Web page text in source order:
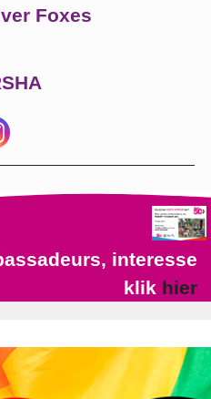
Foxes
interesse
klik hier